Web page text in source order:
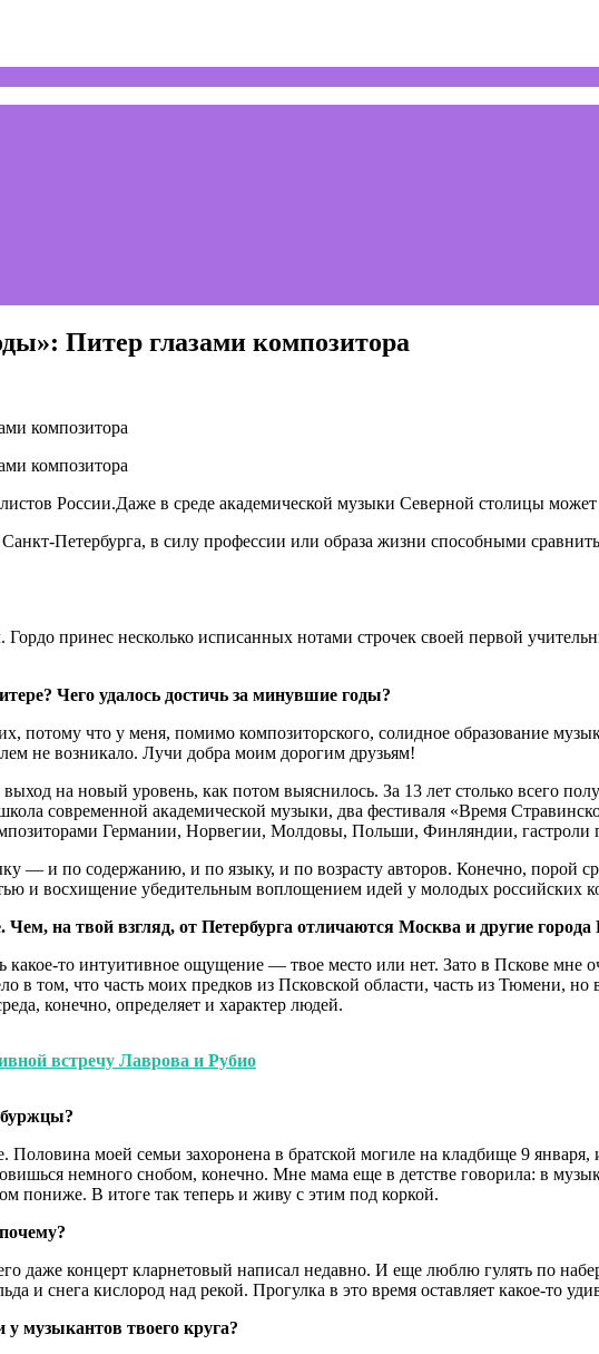
Питер глазами композитора
России.Даже в среде академической музыки Северной столицы
Петербурга, в силу профессии или образа жизни способными
Гордо принес несколько исписанных нотами строчек своей первой
Чего удалось достичь за минувшие годы?
потому что у меня, помимо композиторского, солидное образование
не возникало. Лучи добра моим дорогим друзьям!
на новый уровень, как потом выяснилось. За 13 лет столько всего
современной академической музыки, два фестиваля «Время
Германии, Норвегии, Молдовы, Польши, Финляндии, гастроли
— и по содержанию, и по языку, и по возрасту авторов. Конечно, порой
и восхищение убедительным воплощением идей у молодых российских
на твой взгляд, от Петербурга отличаются Москва и другие города
то интуитивное ощущение — твое место или нет. Зато в Пскове
в том, что часть моих предков из Псковской области, часть из Тюмени,
конечно, определяет и характер людей.
встречу Лаврова и Рубио
моей семьи захоронена в братской могиле на кладбище 9
немного снобом, конечно. Мне мама еще в детстве говорила: в
пониже. В итоге так теперь и живу с этим под коркой.
даже концерт кларнетовый написал недавно. И еще люблю гулять по
и снега кислород над рекой. Прогулка в это время оставляет какое-то
музыкантов твоего круга?